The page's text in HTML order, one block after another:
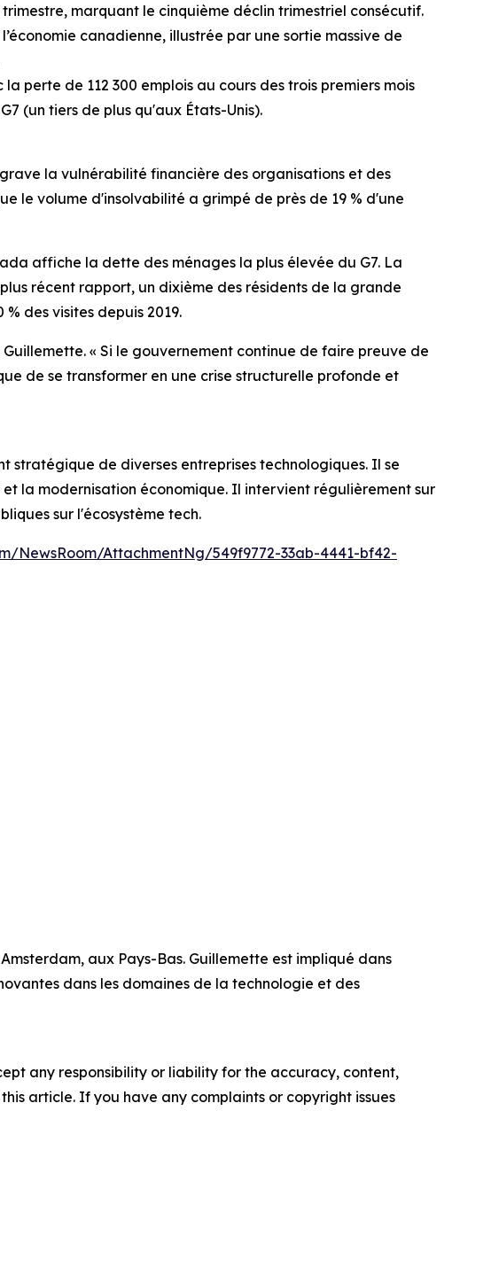
marquant le cinquième déclin trimestriel consécutif.
canadienne, illustrée par une sortie massive de
perte de 112 300 emplois au cours des trois premiers mois
(un tiers de plus qu'aux États-Unis).
la vulnérabilité financière des organisations et des
le volume d'insolvabilité a grimpé de près de 19 % d'une
affiche la dette des ménages la plus élevée du G7. La
récent rapport, un dixième des résidents de la grande
des visites depuis 2019.
« Si le gouvernement continue de faire preuve de
de se transformer en une crise structurelle profonde et
stratégique de diverses entreprises technologiques. Il se
la modernisation économique. Il intervient régulièrement sur
sur l'écosystème tech.
NewsRoom/AttachmentNg/549f9772-33ab-4441-bf42-
aux Pays-Bas. Guillemette est impliqué dans
dans les domaines de la technologie et des
any responsibility or liability for the accuracy, content,
article. If you have any complaints or copyright issues